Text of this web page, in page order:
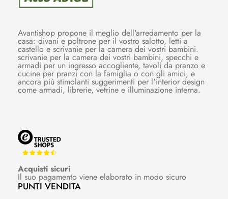
Avantishop propone il meglio dell'arredamento per la
casa: divani e poltrone per il vostro salotto, letti a
castello e scrivanie per la camera dei vostri bambini.
scrivanie per la camera dei vostri bambini, specchi e
armadi per un ingresso accogliente, tavoli da pranzo e
cucine per pranzi con la famiglia o con gli amici, e
ancora più stimolanti suggerimenti per l'interior design
come armadi, librerie, vetrine e illuminazione interna.
Acquisti sicuri
Il suo pagamento viene elaborato in modo sicuro
PUNTI VENDITA